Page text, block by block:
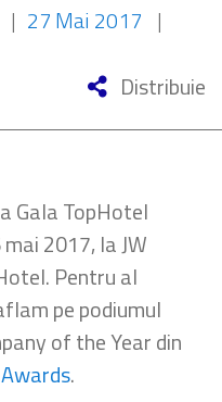
| 27 Mai 2017 |
Distribuie
Gala TopHotel
2017, la JW
Pentru al
pe podiumul
of the Year din
.